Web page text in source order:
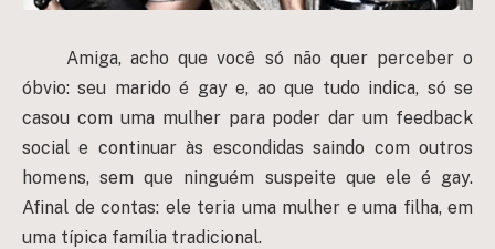
Amiga, acho que você só não quer perceber o
óbvio: seu marido é gay e, ao que tudo indica, só se
casou com uma mulher para poder dar um feedback
social e continuar às escondidas saindo com outros
homens, sem que ninguém suspeite que ele é gay.
Afinal de contas: ele teria uma mulher e uma filha, em
uma típica família tradicional.